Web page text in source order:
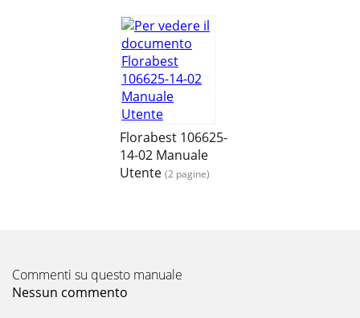
Florabest 106625-
14-02 Manuale
Utente (2 pagine)
Commenti su questo manuale
Nessun commento